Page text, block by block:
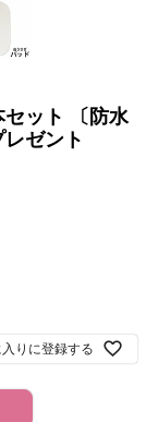
セット 〔防水
ゼント
りに登録する